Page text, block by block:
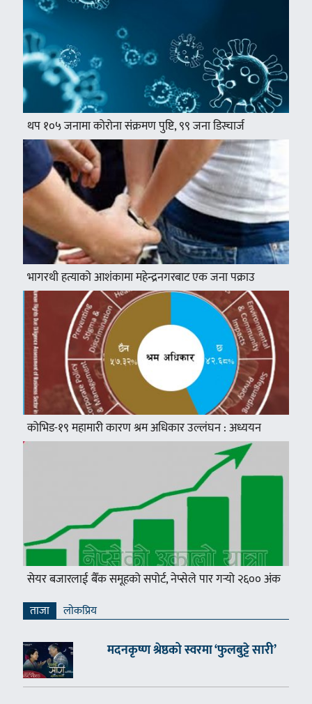
थप १०५ जनामा कोरोना संक्रमण पुष्टि, ९९ जना डिस्चार्ज
भागरथी हत्याको आशंकामा महेन्द्रनगरबाट एक जना पक्राउ
कोभिड-१९ महामारी कारण श्रम अधिकार उल्लंघन : अध्ययन
सेयर बजारलाई बैँक समूहको सपोर्ट, नेप्सेले पार गर्‍यो २६०० अंक
ताजा लाेकप्रिय
मदनकृष्ण श्रेष्ठको स्वरमा ‘फुलबुट्टे सारी’